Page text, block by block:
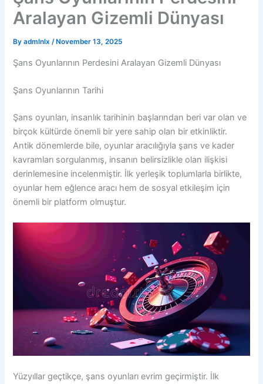
Aralayan Gizemli Dünyası
Byadmlnlx/ November 13, 2025
Şans Oyunlarının Perdesini Aralayan Gizemli Dünyası
Şans Oyunlarının Tarihi
Şans oyunları, insanlık tarihinin başlarından beri var olan ve
birçok kültürde önemli bir yere sahip olan bir etkinliktir.
Antik dönemlerde bile, oyunlar aracılığıyla şans ve kader
kavramları sorgulanmış, insanın belirsizlikle olan ilişkisi
derinlemesine incelenmiştir. İlk yerleşik toplumlarla birlikte,
oyunlar hem eğlence aracı hem de sosyal etkileşim için
önemli bir platform olmuştur.
Yüzyıllar geçtikçe, şans oyunları evrim geçirmiştir. İlk